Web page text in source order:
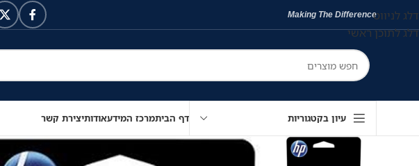
דלג לניווט
דלג לתוכן ראשי
Making The Difference
עיון בקטגוריות דף הביתמרכז המידעאודותיצירת קשר